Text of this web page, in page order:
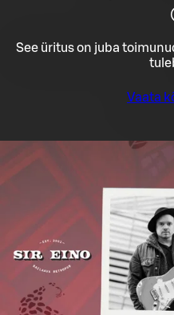
See üritus on juba
Vaata